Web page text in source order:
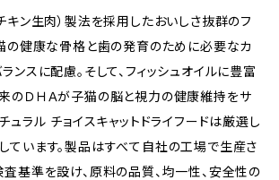
キン生肉）製法を採用したおいしさ抜群のフ
猫の健康な骨格と歯の発育のために必要なカ
ンスに配慮。そして、フィッシュオイルに豊富
のＤＨＡが子猫の脳と視力の健康維持をサ
ュラル チョイスキャットドライフードは厳選し
ています。製品はすべて自社の工場で生産さ
査基準を設け、原料の品質、均一性、安全性の